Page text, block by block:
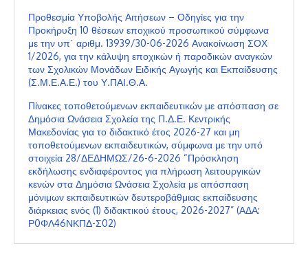
Προθεσμία Υποβολής Αιτήσεων – Οδηγίες για την
Προκήρυξη 10 θέσεων εποχικού προσωπικού σύμφωνα
με την υπ΄ αριθμ. 13939/30-06-2026 Ανακοίνωση ΣΟΧ
1/2026, για την κάλυψη εποχικών ή παροδικών αναγκών
των Σχολικών Μονάδων Ειδικής Αγωγής και Εκπαίδευσης
(Σ.Μ.Ε.Α.Ε.) του Υ.ΠΑΙ.Θ.Α.
Πίνακες τοποθετούμενων εκπαιδευτικών με απόσπαση σε
Δημόσια Ωνάσεια Σχολεία της Π.Δ.Ε. Κεντρικής
Μακεδονίας για το διδακτικό έτος 2026-27 και μη
τοποθετούμενων εκπαιδευτικών, σύμφωνα με την υπό
στοιχεία 28/ΔΕΔΗΜΩΣ/26-6-2026 “Πρόσκληση
εκδήλωσης ενδιαφέροντος για πλήρωση λειτουργικών
κενών στα Δημόσια Ωνάσεια Σχολεία με απόσπαση
μόνιμων εκπαιδευτικών δευτεροβάθμιας εκπαίδευσης
διάρκειας ενός (1) διδακτικού έτους, 2026-2027” (ΑΔΑ:
Ρ0ΦΛ46ΝΚΠΔ-Σ02)